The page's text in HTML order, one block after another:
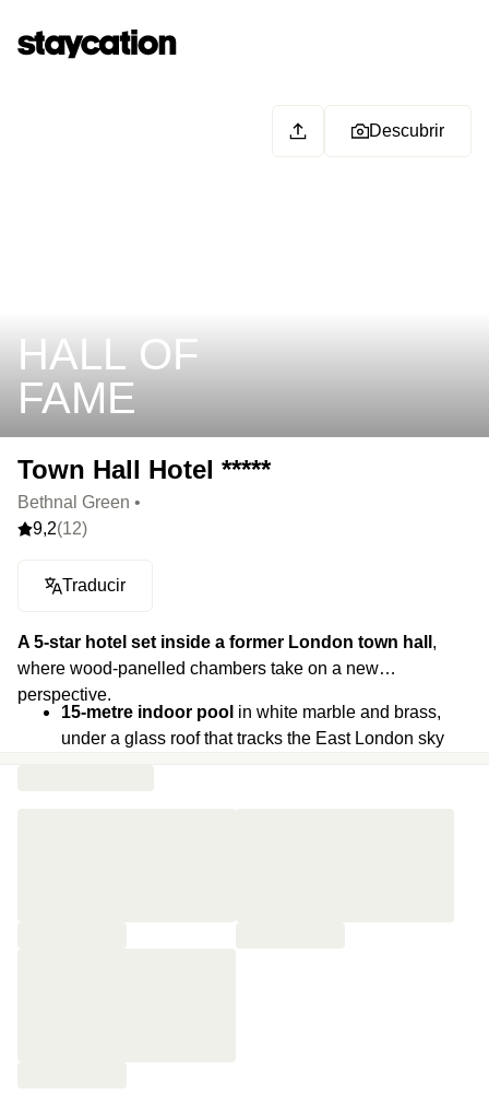
HALL OF
FAME
Descubrir
Town Hall Hotel *****
Bethnal Green •
9,2(12)
Traducir
A 5-star hotel set inside a former London town hall ,
where wood-panelled chambers take on a new
perspective.
15-metre indoor pool in white marble and brass,
under a glass roof that tracks the East London sky